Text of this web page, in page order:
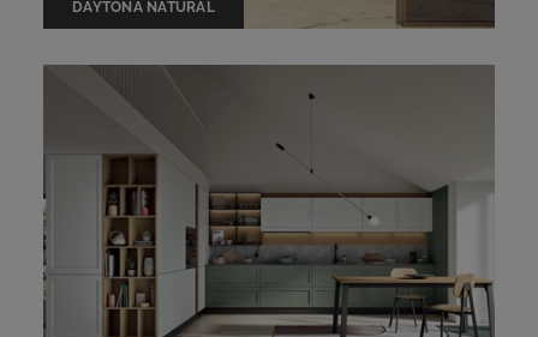
DAYTONA NATURAL